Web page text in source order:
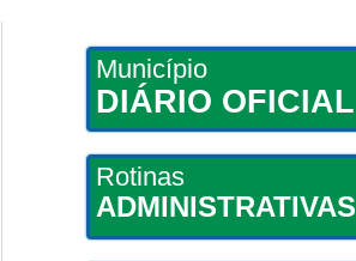
Município
DIÁRIO OFICIAL
Rotinas
ADMINISTRATIVAS